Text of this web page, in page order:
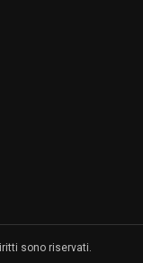
sono riservati.